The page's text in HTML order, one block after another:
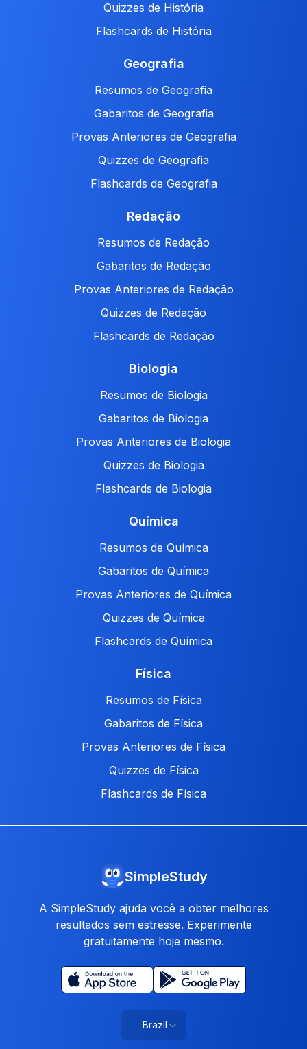
Quizzes de História
Flashcards de História
Geografia
Resumos de Geografia
Gabaritos de Geografia
Provas Anteriores de Geografia
Quizzes de Geografia
Flashcards de Geografia
Redação
Resumos de Redação
Gabaritos de Redação
Provas Anteriores de Redação
Quizzes de Redação
Flashcards de Redação
Biologia
Resumos de Biologia
Gabaritos de Biologia
Provas Anteriores de Biologia
Quizzes de Biologia
Flashcards de Biologia
Química
Resumos de Química
Gabaritos de Química
Provas Anteriores de Química
Quizzes de Química
Flashcards de Química
Física
Resumos de Física
Gabaritos de Física
Provas Anteriores de Física
Quizzes de Física
Flashcards de Física
SimpleStudy
A SimpleStudy ajuda você a obter melhores
resultados sem estresse. Experimente
gratuitamente hoje mesmo.
Brazil